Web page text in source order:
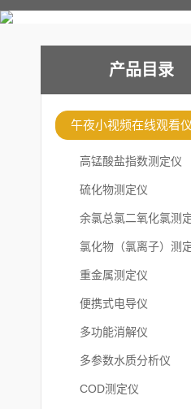
产品目录
午夜小视频在线观看
高锰酸盐指数测定仪
硫化物测定仪
余氯总氯二氧化氯测
氯化物（氯离子）测
重金属测定仪
便携式电导仪
多功能消解仪
多参数水质分析仪
COD测定仪